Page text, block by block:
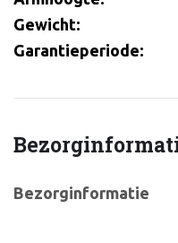
Gewicht:
Garantieperiode:
Bezorginformatie